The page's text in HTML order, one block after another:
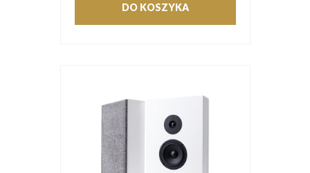
DO KOSZYKA